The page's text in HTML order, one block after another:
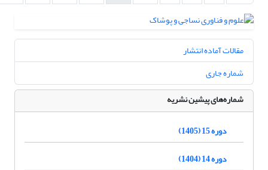
مقالات آماده انتشار
شماره جاری
شماره‌های پیشین نشریه
دوره 15 (1405)
دوره 14 (1404)